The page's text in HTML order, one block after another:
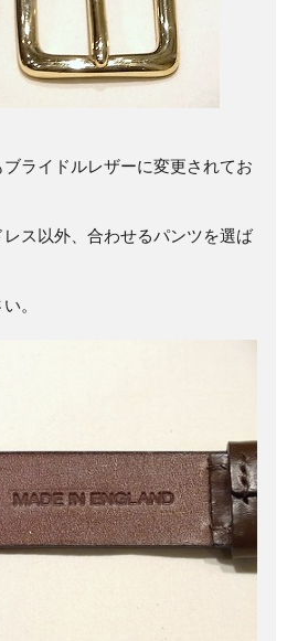
ライドルレザーに変更されてお
ス以外、合わせるパンツを選ば
。